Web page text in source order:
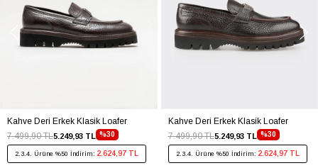
Kahve Deri Erkek Klasik Loafer
%30
5.249,93 TL
7.499,90 TL
2.3.4. Ürüne %50 İndirim: 2.624,97 TL
Kahve Deri Erkek Klasik Loafer
%30
5.249,93 TL
7.499,90 TL
2.3.4. Ürüne %50 İndirim: 2.624,97 TL